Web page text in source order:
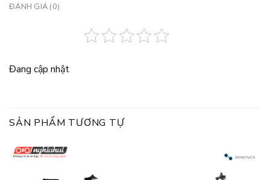
ĐÁNH GIÁ (0)
Đang cập nhật
SẢN PHẨM TƯƠNG TỰ